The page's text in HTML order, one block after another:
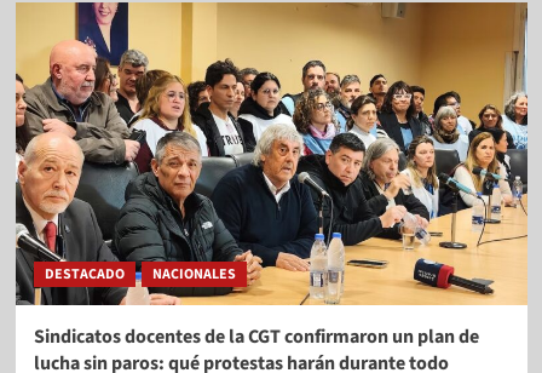
DESTACADO NACIONALES
Sindicatos docentes de la CGT confirmaron un plan de
lucha sin paros: qué protestas harán durante todo